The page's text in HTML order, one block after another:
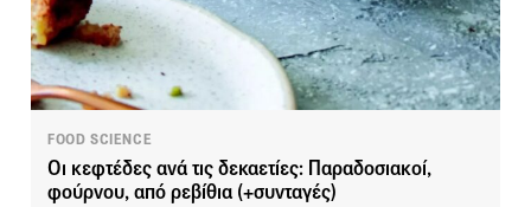
FOOD SCIENCE
Οι κεφτέδες ανά τις δεκαετίες: Παραδοσιακοί,
φούρνου, από ρεβίθια (+συνταγές)